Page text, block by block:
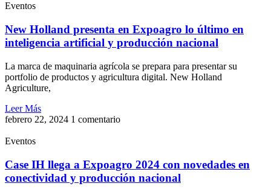
Eventos
New Holland presenta en Expoagro lo último en
inteligencia artificial y producción nacional
La marca de maquinaria agrícola se prepara para presentar su
portfolio de productos y agricultura digital. New Holland
Agriculture,
Leer Más
febrero 22, 2024 1 comentario
Eventos
Case IH llega a Expoagro 2024 con novedades en
conectividad y producción nacional